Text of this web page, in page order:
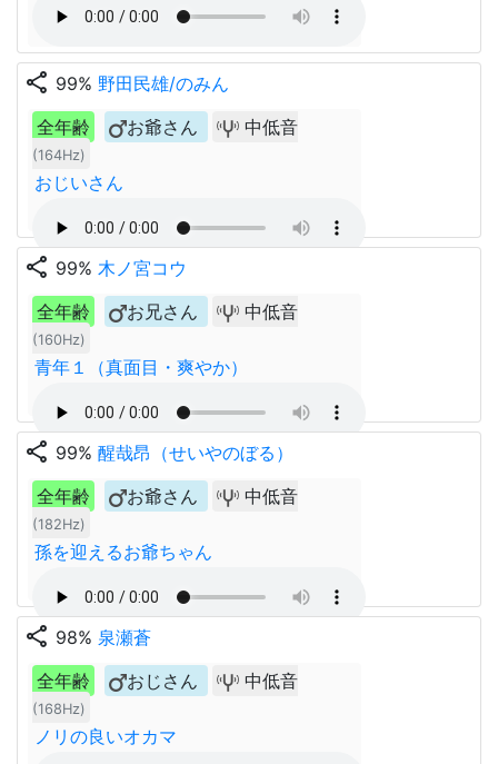
share 99% 野田民雄/のみん
全年齢
お爺さん 中低音
(164Hz)
おじいさん
share 99% 木ノ宮コウ
全年齢
お兄さん 中低音
(160Hz)
青年１（真面目・爽やか）
share 99% 醒哉昂（せいやのぼる）
全年齢
お爺さん 中低音
(182Hz)
孫を迎えるお爺ちゃん
share 98% 泉瀬蒼
全年齢
おじさん 中低音
(168Hz)
ノリの良いオカマ